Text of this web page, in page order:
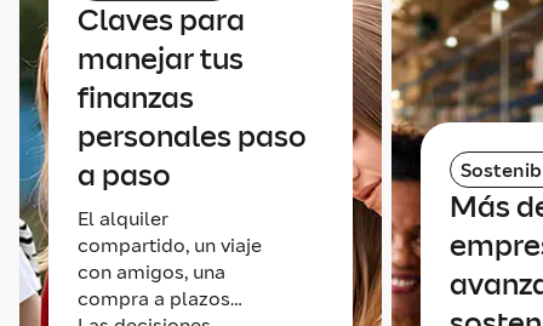
Claves para
manejar tus
finanzas
personales paso
a paso
El alquiler
compartido, un viaje
con amigos, una
compra a plazos…
Más